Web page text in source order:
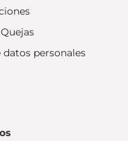
personales